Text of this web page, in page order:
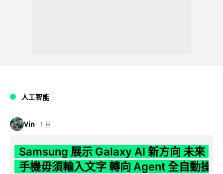
人工智能
Vin 1 日
Samsung 展示 Galaxy AI 新方向 未來
手機毋須輸入文字 轉向 Agent 全自動操